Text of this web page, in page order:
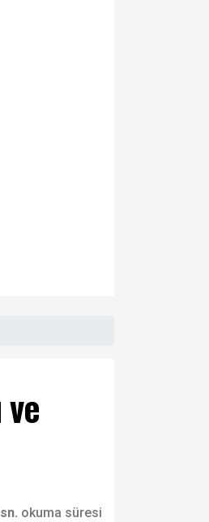
okuma süresi